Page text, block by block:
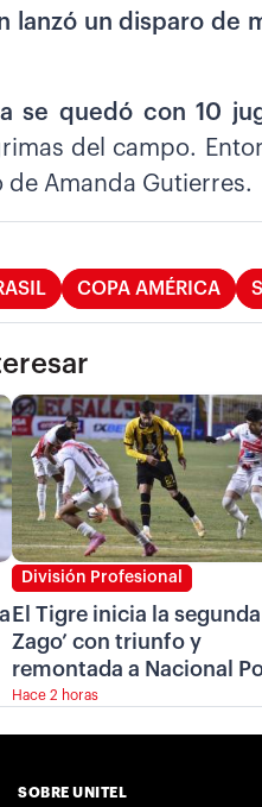
lanzó un disparo de
se quedó con 10
del campo.
Amanda Gutierres.
COPA AMÉRICA
División Profesional
El Tigre inicia la segunda
Zago’ con triunfo y
remontada a Nacional
Hace 2 horas
SOBRE UNITEL